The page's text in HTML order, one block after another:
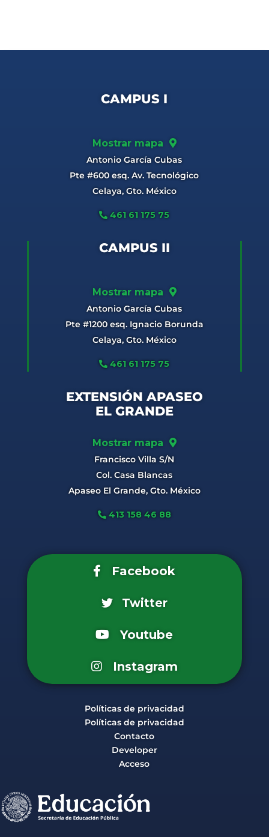
CAMPUS I
Mostrar mapa
Antonio García Cubas
Pte #600 esq. Av. Tecnológico
Celaya, Gto. México
461 61 175 75
CAMPUS II
Mostrar mapa
Antonio García Cubas
Pte #1200 esq. Ignacio Borunda
Celaya, Gto. México
461 61 175 75
EXTENSIÓN APASEO
EL GRANDE
Mostrar mapa
Francisco Villa S/N
Col. Casa Blancas
Apaseo El Grande, Gto. México
413 158 46 88
Facebook
Twitter
Youtube
Instagram
Políticas de privacidad
Políticas de privacidad
Contacto
Developer
Acceso